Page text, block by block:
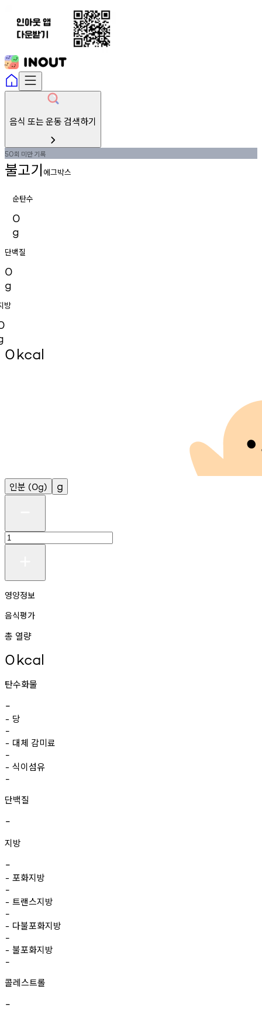
음식 또는 운동 검색하기
50회 미만기록
불고기 에그박스
순탄수
0
g
단백질
0
g
방
0kcal
인분 (0g) g
영양정보
음식평가
총 열량
0kcal
탄수화물
-
- 당
-
- 대체 감미료
-
- 식이섬유
-
단백질
-
지방
-
- 포화지방
-
- 트랜스지방
-
- 다불포화지방
-
- 불포화지방
-
콜레스트롤
-